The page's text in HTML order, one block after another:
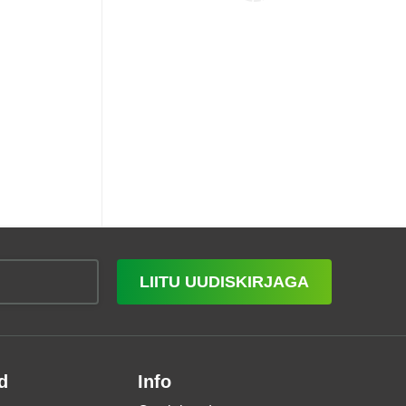
LIITU UUDISKIRJAGA
Info